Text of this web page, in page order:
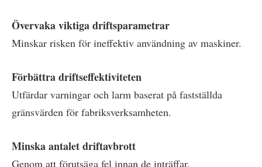
Övervaka viktiga driftsparametrar
Minskar risken för ineffektiv användning av maskiner.
Förbättra driftseffektiviteten
Utfärdar varningar och larm baserat på fastställda
gränsvärden för fabriksverksamheten.
Minska antalet driftavbrott
Genom att förutsäga fel innan de inträffar.